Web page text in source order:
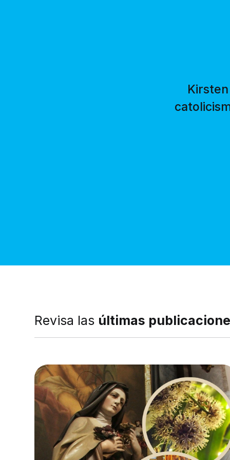
Revisa las últimas